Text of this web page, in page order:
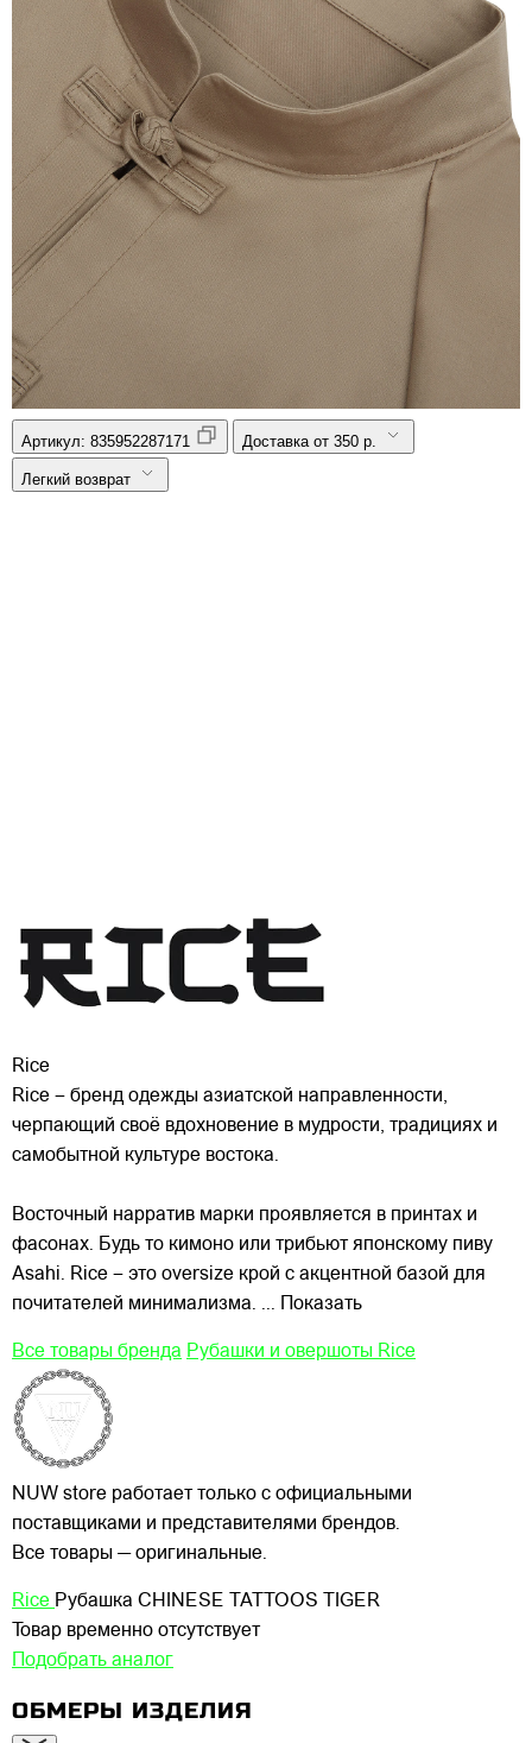
Артикул: 835952287171 Доставка от 350 р.
Легкий возврат
Rice
Rice – бренд одежды азиатской направленности,
черпающий своё вдохновение в мудрости, традициях и
самобытной культуре востока.
Восточный нарратив марки проявляется в принтах и
фасонах. Будь то кимоно или трибьют японскому пиву
Asahi. Rice – это oversize крой с акцентной базой для
почитателей минимализма. ... Показать
Все товары бренда Рубашки и овершоты Rice
NUW store работает только с официальными
поставщиками и представителями брендов.
Все товары — оригинальные.
Rice Рубашка CHINESE TATTOOS TIGER
Товар временно отсутствует
Подобрать аналог
ОБМЕРЫ ИЗДЕЛИЯ